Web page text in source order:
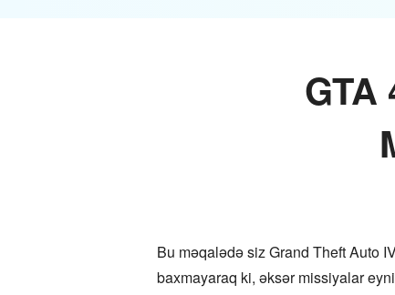
Bu məqalədə siz Grand Theft Auto
baxmayaraq ki, əksər missiyalar